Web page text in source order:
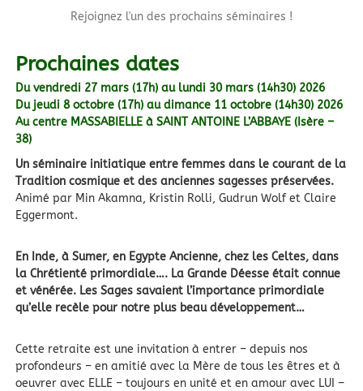
Rejoignez l'un des prochains séminaires !
Prochaines dates
Du vendredi 27 mars (17h) au lundi 30 mars (14h30) 2026
Du jeudi 8 octobre (17h) au dimance 11 octobre (14h30) 2026
Au centre MASSABIELLE à SAINT ANTOINE L’ABBAYE (Isère –
38)
Un séminaire initiatique entre femmes dans le courant de la
Tradition cosmique et des anciennes sagesses préservées.
Animé par Min Akamna, Kristin Rolli, Gudrun Wolf et Claire
Eggermont.
En Inde, à Sumer, en Egypte Ancienne, chez les Celtes, dans
la Chrétienté primordiale…. La Grande Déesse était connue
et vénérée. Les Sages savaient l’importance primordiale
qu’elle recèle pour notre plus beau développement…
Cette retraite est une invitation à entrer – depuis nos
profondeurs – en amitié avec la Mère de tous les êtres et à
oeuvrer avec ELLE – toujours en unité et en amour avec LUI –